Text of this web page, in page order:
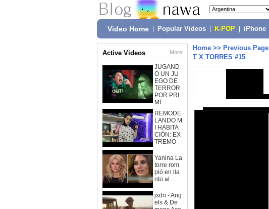
Video Home Popular Videos K-POP iPhone
Active Videos More
JUGAND
O UN JU
EGO DE
TERROR
POR PRI
ME...
REMODE
LANDO M
I HABITA
CIÓN: EX
TREMO
Yanina La
torre rom
pió en lla
nto al ...
jxdn - Ang
els & De
Home >> Previous Page
T X TORRES #15